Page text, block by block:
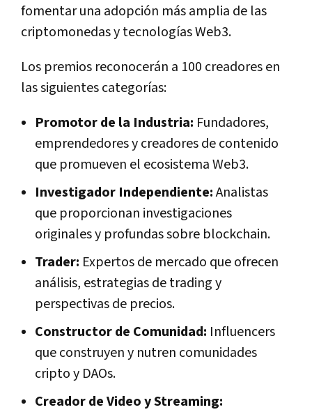
fomentar una adopción más amplia de las
criptomonedas y tecnologías Web3.
Los premios reconocerán a 100 creadores en
las siguientes categorías:
Promotor de la Industria: Fundadores,
emprendedores y creadores de contenido
que promueven el ecosistema Web3.
Investigador Independiente:Analistas
que proporcionan investigaciones
originales y profundas sobre blockchain.
Trader: Expertos de mercado que ofrecen
análisis, estrategias de trading y
perspectivas de precios.
Constructor de Comunidad: Influencers
que construyen y nutren comunidades
cripto y DAOs.
Creador de Video y Streaming: